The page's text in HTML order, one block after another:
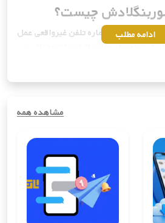
چیست؟
به عنوان یک شماره تلفن غیرواقعی عمل
ثبت‌نام و استفاده از خدمات مختلف در
در دنیای دیجیتال امروز،
از حفظ حریم خصوصی گرفته تا کاهش
می‌تواند به شما در ایجاد تجربه‌ای امن و
ادامه مطلب
مشاهده همه